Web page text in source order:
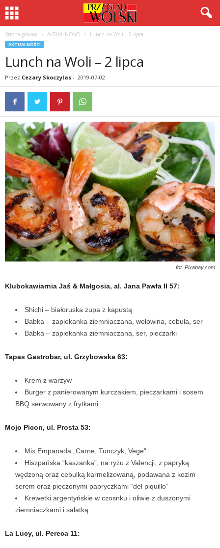
Strona główna AKTUALNOŚCI Lunch na Woli – 2 lipca
AKTUALNOŚCI
Lunch na Woli – 2 lipca
Przez Cezary Skoczylas - 2019-07-02
fot. Pixabay.com
Klubokawiarnia Jaś & Małgosia, al. Jana Pawła II 57:
Shichi – białoruska zupa z kapustą
Babka – zapiekanka ziemniaczana, wołowina, cebula, ser
Babka – zapiekanka ziemniaczana, ser, pieczarki
Tapas Gastrobar, ul. Grzybowska 63:
Krem z warzyw
Burger z panierowanym kurczakiem, pieczarkami i sosem
BBQ serwowany z frytkami
Mojo Picon, ul. Prosta 53:
Mix Empanada „Carne, Tunczyk, Vege”
Hiszpańska “kaszanka”, na ryżu z Valencji, z papryką
wędzoną oraz cebulką karmelizowaną, podawana z kozim
serem oraz pieczonymi papryczkami “del piquillo”
Krewetki argentyńskie w czosnku i oliwie z duszonymi
ziemniaczkami i sałatką
La Lucy, ul. Pereca 11: